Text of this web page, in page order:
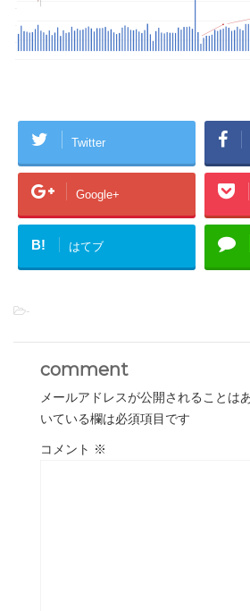
Twitter
Google+
B! はてブ
-
comment
メールアドレスが公開されることは
いている欄は必須項目です
コメント ※